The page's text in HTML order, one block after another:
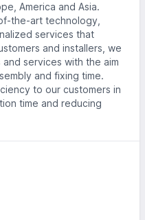
America and Asia.
the-art technology,
services that
and installers, we
services with the aim
and fixing time.
to our customers in
time and reducing